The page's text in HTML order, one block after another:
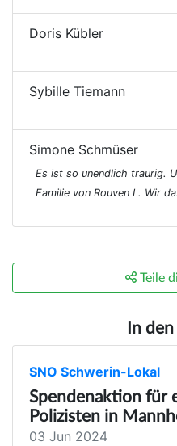
Doris Kübler
Sybille Tiemann
Simone Schmüser
Es ist so unendlich traurig.
Familie von Rouven L. Wir
Teile
In
SNO Schwerin-Lokal
Spendenaktion für
Polizisten in
03 Jun 2024